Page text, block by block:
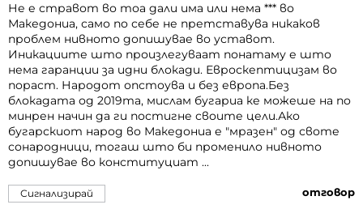
Не е стравот во тоа дали има или нема *** во
Македониа, само по себе не претставува никаков
проблем нивното допишувае во уставот.
Иникациите што произлегуваат понатаму е што
нема гаранции за идни блокади. Евроскептицизам во
пораст. Народот опстоува и без европа.Без
блокадата од 2019та, мислам бугариа ке можеше на по
минрен начин да ги постигне своите цели.Ако
бугарскиот народ во Македониа е "мразен" од своте
сонародници, тогаш што би променило нивното
допишувае во конституциат ...
отговор
Сигнализирай